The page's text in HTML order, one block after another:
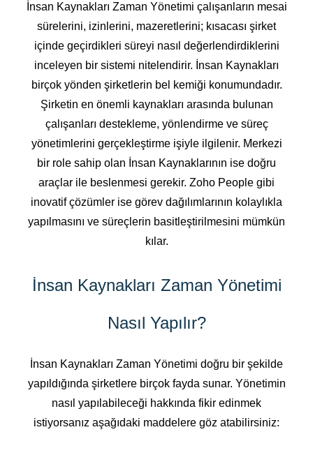
İnsan Kaynakları Zaman Yönetimi çalışanların mesai
sürelerini, izinlerini, mazeretlerini; kısacası şirket
içinde geçirdikleri süreyi nasıl değerlendirdiklerini
inceleyen bir sistemi nitelendirir. İnsan Kaynakları
birçok yönden şirketlerin bel kemiği konumundadır.
Şirketin en önemli kaynakları arasında bulunan
çalışanları destekleme, yönlendirme ve süreç
yönetimlerini gerçekleştirme işiyle ilgilenir. Merkezi
bir role sahip olan İnsan Kaynaklarının ise doğru
araçlar ile beslenmesi gerekir. Zoho People gibi
inovatif çözümler ise görev dağılımlarının kolaylıkla
yapılmasını ve süreçlerin basitleştirilmesini mümkün
kılar.
İnsan Kaynakları Zaman Yönetimi
Nasıl Yapılır?
İnsan Kaynakları Zaman Yönetimi doğru bir şekilde
yapıldığında şirketlere birçok fayda sunar. Yönetimin
nasıl yapılabileceği hakkında fikir edinmek
istiyorsanız aşağıdaki maddelere göz atabilirsiniz: